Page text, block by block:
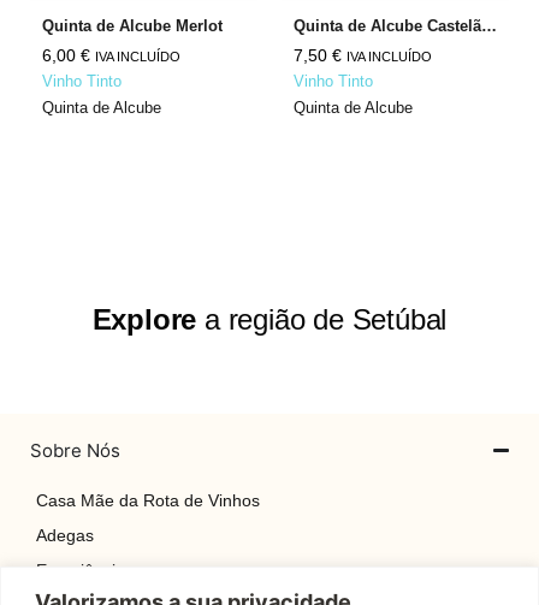
Quinta de Alcube Merlot
6,00 € IVA INCLUÍDO
Vinho Tinto
Quinta de Alcube
Quinta de Alcube Castelão Cabernet Sauvignon
7,50 € IVA INCLUÍDO
Vinho Tinto
Quinta de Alcube
Explore a região de Setúbal
Sobre Nós
Casa Mãe da Rota de Vinhos
Adegas
Experiências